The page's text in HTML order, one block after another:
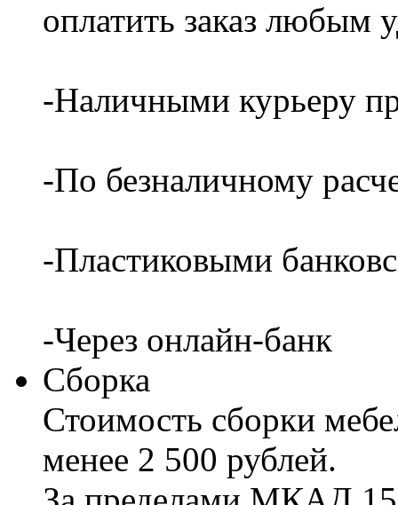
оплатить заказ любым
-Наличными курьеру
-По безналичному
-Пластиковыми
-Через онлайн-банк
Сборка
Стоимость сборки
менее 2 500 рублей.